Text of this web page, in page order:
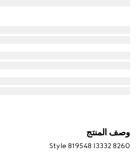
وصف المنتج
Style ‎819548 I3332 8260